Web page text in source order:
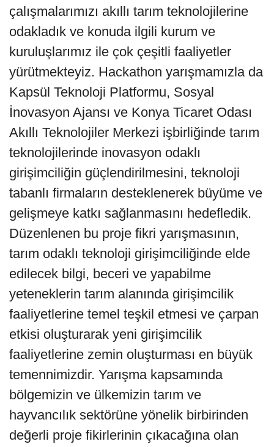
çalışmalarımızı akıllı tarım teknolojilerine
odakladık ve konuda ilgili kurum ve
kuruluşlarımız ile çok çeşitli faaliyetler
yürütmekteyiz. Hackathon yarışmamızla da
Kapsül Teknoloji Platformu, Sosyal
İnovasyon Ajansı ve Konya Ticaret Odası
Akıllı Teknolojiler Merkezi işbirliğinde tarım
teknolojilerinde inovasyon odaklı
girişimciliğin güçlendirilmesini, teknoloji
tabanlı firmaların desteklenerek büyüme ve
gelişmeye katkı sağlanmasını hedefledik.
Düzenlenen bu proje fikri yarışmasının,
tarım odaklı teknoloji girişimciliğinde elde
edilecek bilgi, beceri ve yapabilme
yeteneklerin tarım alanında girişimcilik
faaliyetlerine temel teşkil etmesi ve çarpan
etkisi oluşturarak yeni girişimcilik
faaliyetlerine zemin oluşturması en büyük
temennimizdir. Yarışma kapsamında
bölgemizin ve ülkemizin tarım ve
hayvancılık sektörüne yönelik birbirinden
değerli proje fikirlerinin çıkacağına olan